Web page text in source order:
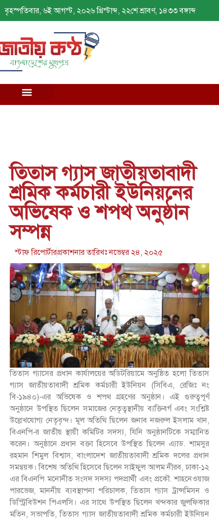
বৃহস্পতিবার, ৬ই আগস্ট, ২০২৬ খ্রিস্টাব্দ, ২২শে শ্রাবণ, ১৪৩৩ বঙ্গাব্দ
তিতাস গ্যাস জাতীয়তাবাদী
শ্রমিক কর্মচারী ইউনিয়নের
অভিষেক ও শপথ অনুষ্ঠান
সম্পন্ন
স্টাফ রিপোর্টারপ্রকাশনার তারিখঃনভেম্বর ২৪, ২০২৫
তিতাস গ্যাসের প্রধান কার্যালয়ের অডিটরিয়ামে অনুষ্ঠিত হলো তিতাস
গ্যাস জাতীয়তাবাদী শ্রমিক কর্মচারী ইউনিয়ন (সিবিএ, রেজিঃ নং
বি-১৯৪০)-এর অভিষেক ও শপথ গ্রহণের অনুষ্ঠান। এই গুরুত্বপূর্ণ
অনুষ্ঠানে উপস্থিত ছিলেন সমাজের নেতৃত্বস্থানীয় ব্যক্তিবর্গ এবং সংশ্লিষ্ট
উল্লেখযোগ্য নেতৃবৃন্দ। মূল অতিথি ছিলেন জনাব নজরুল ইসলাম খান,
বিএনপি-র জাতীয় স্থায়ী কমিটির সদস্য, যিনি অনুষ্ঠানটিকে সম্মানিত
করেন। অনুষ্ঠানে প্রধান বক্তা হিসেবে উপস্থিত ছিলেন এ্যাড. শামসুর
রহমান শিমুল বিশ্বাস, বাংলাদেশ জাতীয়তাবাদী শ্রমিক দলের প্রধান
সমন্বয়ক। বিশেষ অতিথি হিসেবে ছিলেন সাইফুল আলম নীরব, ঢাকা-১২
এর বিএনপি মনোনীত সংসদ সদস্য পদপ্রার্থী এবং প্রকৌ. শাহনেওয়াজ
পারভেজ, মাননীয় ব্যবস্থাপনা পরিচালক, তিতাস গ্যাস ট্রান্সমিসন ও
ডিস্ট্রিবিউশন পিএলসি। এর সাথে উপস্থিত ছিলেন খন্দকার জুলফিকার
মতিন, সভাপতি, তিতাস গ্যাস জাতীয়তাবাদী শ্রমিক কর্মচারী ইউনিয়ন